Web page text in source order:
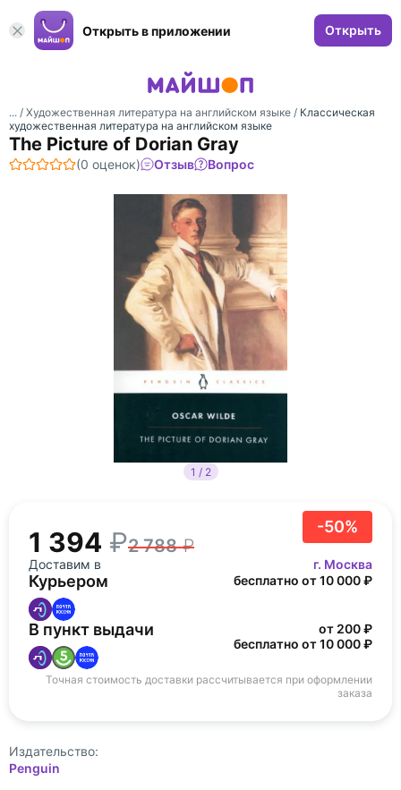
Открыть в приложении Открыть
... / Художественная литература на английском языке / Классическая
художественная литература на английском языке
The Picture of Dorian Gray
(0 оценок) Отзыв Вопрос
1 / 2
-50%
1 394 2 788
Доставим в г. Москва
Курьером бесплатно от 10 000 ₽
В пункт выдачи
от 200 ₽
бесплатно от 10 000 ₽
Точная стоимость доставки рассчитывается при оформлении
заказа
Издательство:
Penguin